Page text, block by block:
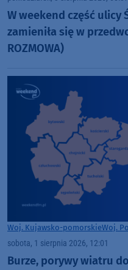
W weekend część ulicy
zamieniła się w
ROZMOWA)
Woj. Kujawsko-pomorskieWoj.
sobota, 1 sierpnia 2026, 12:01
Burze, porywy wiatru